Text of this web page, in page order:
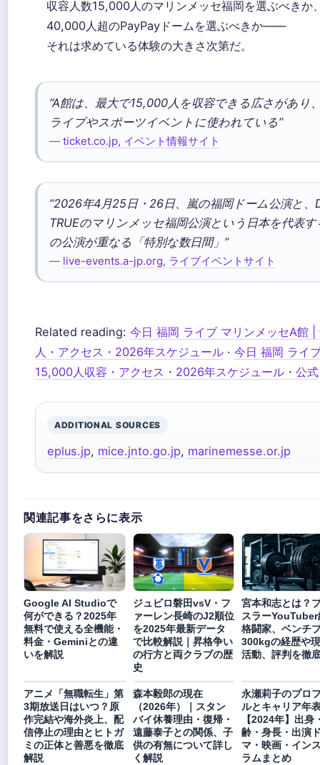
収容人数15,000人のマリンメッセ福岡を選ぶべきか
40,000人超のPayPayドームを選ぶべきか——
それは求めている体験の大きさ次第だ。
“A館は、最大で15,000人を収容できる広さがあり
ライブやスポーツイベントに使われている”
— ticket.co.jp, イベント情報サイト
“2026年4月25日・26日、嵐の福岡ドーム公演と、
TRUEのマリンメッセ福岡公演という日本を代表
の公演が重なる「特別な数日間」”
— live-events.a-jp.org, ライブイベントサイト
Related reading: 今日 福岡 ライブ マリンメッセA館
人・アクセス・2026年スケジュール · 今日 福岡 ライ
15,000人収容・アクセス・2026年スケジュール・公式
ADDITIONAL SOURCES
eplus.jp, mice.jnto.go.jp, marinemesse.or.jp
関連記事をさらに表示
Google AI Studioで
何ができる？2025年
無料で使える全機能・
料金・Geminiとの違
いを解説
ジュビロ磐田vsV・フ
ァーレン長崎のJ2順位
を2025年最新データ
で比較解説｜昇格争い
の行方と両クラブの歴
史
宮本和志とは？
スラーYouTuber
格闘家、ベンチ
300kgの経歴や
活動、評判を徹
アニメ「無職転生」第
3期放送日はいつ？原
作完結や海外炎上、配
信停止の理由とヒトガ
ミの正体と善悪を徹底
解説
森本毅郎の現在
（2026年）｜スタン
バイ休養理由・復帰・
遠藤泰子との関係、子
供の有無について詳し
く解説
永瀬莉子のプロ
ルとキャリア年
【2024年】出身
齢・身長・出演
マ・映画・イン
ラムまとめ